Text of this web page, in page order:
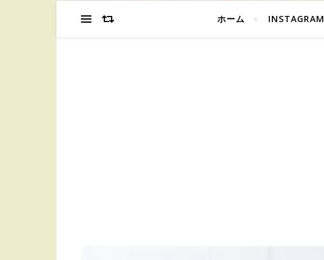
ホーム INSTAGRAM